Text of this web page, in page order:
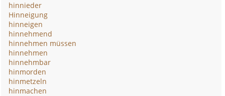
hinnieder
Hinneigung
hinneigen
hinnehmend
hinnehmen müssen
hinnehmen
hinnehmbar
hinmorden
hinmetzeln
hinmachen